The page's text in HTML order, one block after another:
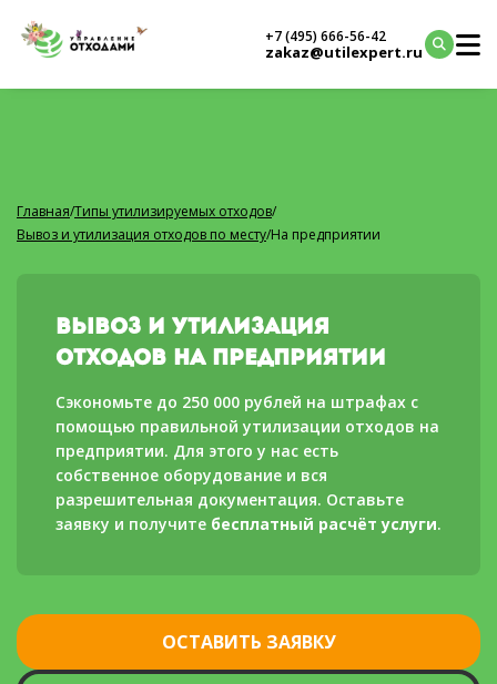
+7 (495) 666-56-42
zakaz@utilexpert.ru
Главная/Типы утилизируемых отходов/
Вывоз и утилизация отходов по месту/На предприятии
Вывоз и утилизация
отходов на предприятии
Сэкономьте до 250 000 рублей на штрафах с
помощью правильной утилизации отходов на
предприятии. Для этого у нас есть
собственное оборудование и вся
разрешительная документация. Оставьте
заявку и получите бесплатный расчёт услуги.
ОСТАВИТЬ ЗАЯВКУ